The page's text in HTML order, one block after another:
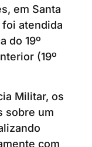
em Santa
foi atendida
do 19º
(19º
Militar, os
sobre um
com